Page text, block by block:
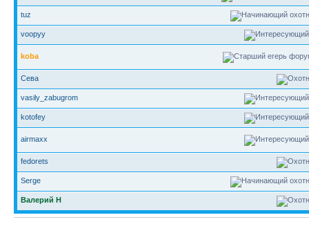
tuz
voopyy
koba
Сева
vasily_zabugrom
kotofey
airmaxx
fedorets
Serge
Валерий Н